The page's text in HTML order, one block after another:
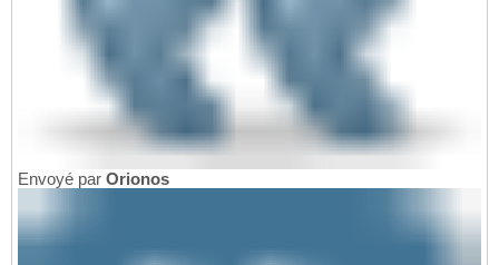
Envoyé par Orionos